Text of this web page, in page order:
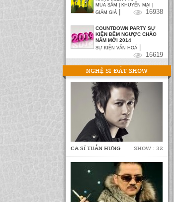
MUA SẮM | KHUYẾN MẠI |
GIẢM GIÁ
16938
COUNTDOWN PARTY SỰ
KIỆN ĐẾM NGƯỢC CHÀO
NĂM MỚI 2014
SỰ KIỆN VĂN HOÁ
16619
NGHỆ SĨ ĐẮT SHOW
CA SĨ TUẤN HƯNG SHOW : 32